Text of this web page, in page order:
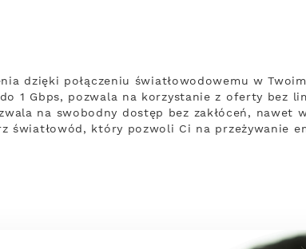
dzięki połączeniu światłowodowemu w
1 Gbps, pozwala na korzystanie z oferty bez
na swobodny dostęp bez zakłóceń, nawet
światłowód, który pozwoli Ci na przeżywanie